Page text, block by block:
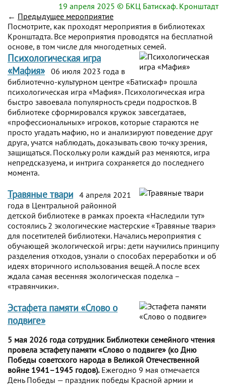
19 апреля 2025 © БКЦ Батискаф. Кронштадт
← Предыдущее мероприятие
Посмотрите, как проходят мероприятия в библиотеках
Кронштадта. Все мероприятия проводятся на бесплатной
основе, в том числе для многодетных семей.
Психологическая игра
«Мафия» 06 июля 2023 года в
библиотечно-культурном центре «Батискаф» прошла
психологическая игра «Мафия». Психологическая игра
быстро завоевала популярность среди подростков. В
библиотеке сформировался кружок завсегдатаев,
«профессиональных» игроков, которые стараются не
просто угадать мафию, но и анализируют поведение друг
друга, учатся наблюдать, доказывать свою точку зрения,
защищаться. Поскольку роли каждый раз меняются, игра
непредсказуема, и интрига сохраняется до последнего
момента.
Травяные твари 4 апреля 2021
года в Центральной районной
детской библиотеке в рамках проекта «Наследили тут»
состоялись 2 экологические мастерские «Травяные твари»
для посетителей библиотеки. Начались мероприятия с
обучающей экологической игры: дети научились принципу
разделения отходов, узнали о способах переработки и об
идеях вторичного использования вещей. А после всех
ждала самая весенняя экологическая поделка –
«травянчики».
Эстафета памяти «Слово о
подвиге»
5 мая 2026 года сотрудник Библиотеки семейного чтения
провела эстафету памяти «Слово о подвиге» (ко Дню
Победы советского народа в Великой Отечественной
войне 1941–1945 годов).Ежегодно 9 мая отмечается
День Победы — праздник победы Красной армии и